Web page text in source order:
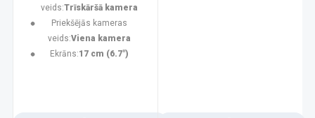
veids:Trīskāršā kamera
Priekšējās kameras
veids:Viena kamera
Ekrāns:17 cm (6.7")